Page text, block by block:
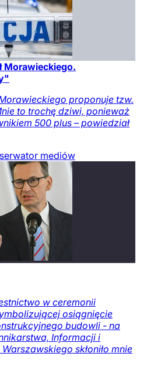
Morawieckiego.
proponuje tzw.
to trochę dziwi, ponieważ
500 plus – powiedział
mediów
w ceremonii
osiągnięcie
budowli - na
Informacji i
skłoniło mnie